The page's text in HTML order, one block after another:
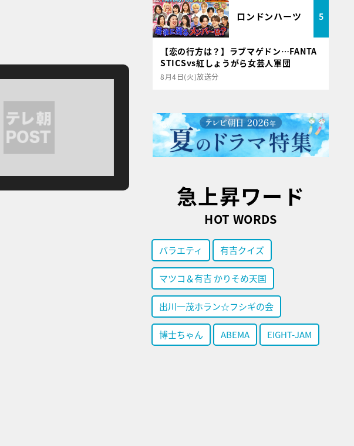
ロンドンハーツ 5
【恋の行方は？】ラブマゲドン…FANTA
STICSvs紅しょうがら女芸人軍団
8月4日(火)放送分
急上昇ワード
HOT WORDS
バラエティ 有吉クイズ
マツコ＆有吉 かりそめ天国
出川一茂ホラン☆フシギの会
博士ちゃん ABEMA EIGHT-JAM